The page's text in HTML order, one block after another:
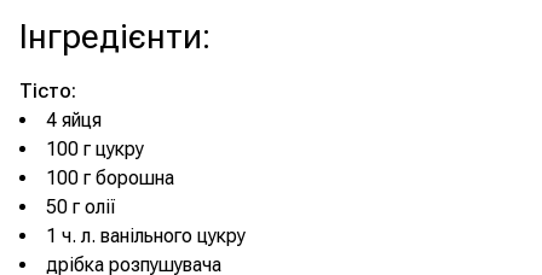
Інгредієнти:
Тісто:
4 яйця
100 г цукру
100 г борошна
50 г олії
1 ч. л. ванільного цукру
дрібка розпушувача